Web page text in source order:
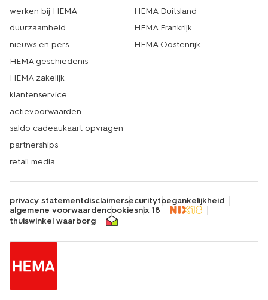
werken bij HEMA
duurzaamheid
nieuws en pers
HEMA geschiedenis
HEMA zakelijk
klantenservice
actievoorwaarden
saldo cadeaukaart opvragen
partnerships
retail media
HEMA Duitsland
HEMA Frankrijk
HEMA Oostenrijk
privacy statementdisclaimersecuritytoegankelijkheid
algemene voorwaardencookiesnix 18
thuiswinkel waarborg